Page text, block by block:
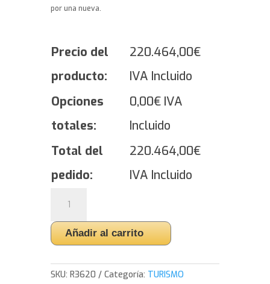
por una nueva.
Precio del
producto:
220.464,00€
IVA Incluido
Opciones
totales:
0,00€ IVA
Incluido
Total del
pedido:
220.464,00€
IVA Incluido
ADVAN
FLEVA
V701
275/35/20
102
Añadir al carrito
SKU:R3620 Categoría: TURISMO